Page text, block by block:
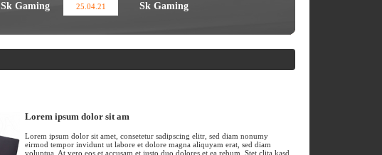
Sk Gaming 25.04.21 Sk Gaming
Lorem ipsum dolor sit am
Lorem ipsum dolor sit amet, consetetur sadipscing elitr, sed diam nonumy
eirmod tempor invidunt ut labore et dolore magna aliquyam erat, sed diam
voluptua. At vero eos et accusam et justo duo dolores et ea rebum. Stet clita kasd